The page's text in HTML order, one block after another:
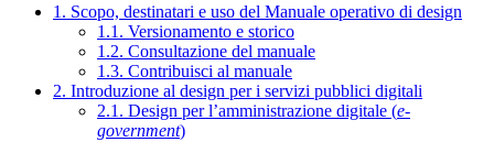
1. Scopo, destinatari e uso del Manuale operativo di design
1.1. Versionamento e storico
1.2. Consultazione del manuale
1.3. Contribuisci al manuale
2. Introduzione al design per i servizi pubblici digitali
2.1. Design per l’amministrazione digitale (e-
government)